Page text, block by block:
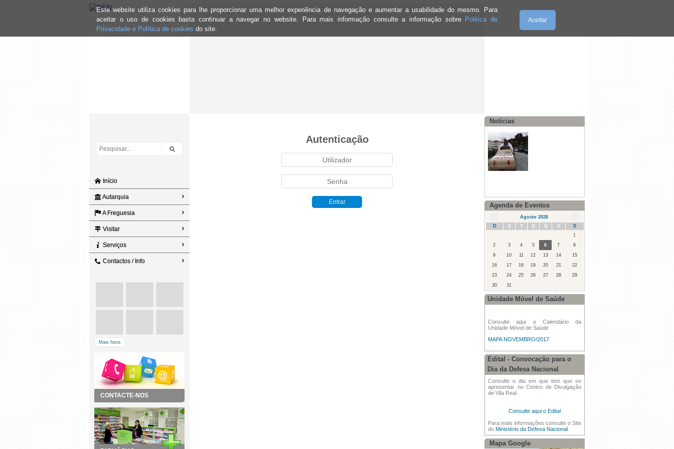
Este website utiliza cookies para lhe proporcionar uma melhor experiência de navegação e aumentar a usabilidade do mesmo. Para
aceitar o uso de cookies basta continuar a navegar no website. Para mais informação consulte a informação sobre Politica de
Privacidade e Política de cookies do site.
Aceitar
Início
Autarquia
A Freguesia
Visitar
Serviços
Contactos / Info
Mais fotos
CONTACTE-NOS
Autenticação
Notícias
·II Mostra de Peixe do Rio - 17 e 18 de
junho
·Desfile de Carnaval Concelhio
·Consulta Anual dos Cadernos
Oficinas Intergeracionais - 07 de
junho de 2016
Freguesia - 24/04/2016
·Dia Internacional da Mulher
·Desfile de Carnaval Concelhio - 07 de
fevereiro de 2016
Agenda de Eventos
Agosto 2026
D
S T Q Q S
S
1
2
3 4 5 6 7
8
9
10 11 12 13 14
15
16
17 18 19 20 21
22
23
24 25 26 27 28
29
30
31
Unidade Móvel de Saúde
Consulte aqui o Calendário da
Unidade Móvel de Saúde
MAPA NOVEMBRO/2017
Edital - Convocação para o
Dia da Defesa Nacional
Consulte o dia em que tem que se
apresentar no Centro de Divulgação
de Vila Real
Consulte aqui o Edital
Para mais informações consulte o Site
do Ministério da Defesa Nacional
Mapa Google